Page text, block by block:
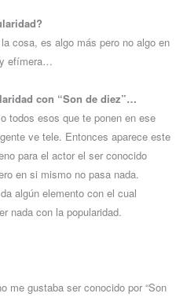
cosa, es algo más pero no algo en
efímera…
con “Son de diez”…
todos esos que te ponen en ese
ve tele. Entonces aparece este
para el actor el ser conocido
en si mismo no pasa nada.
algún elemento con el cual
nada con la popularidad.
me gustaba ser conocido por “Son